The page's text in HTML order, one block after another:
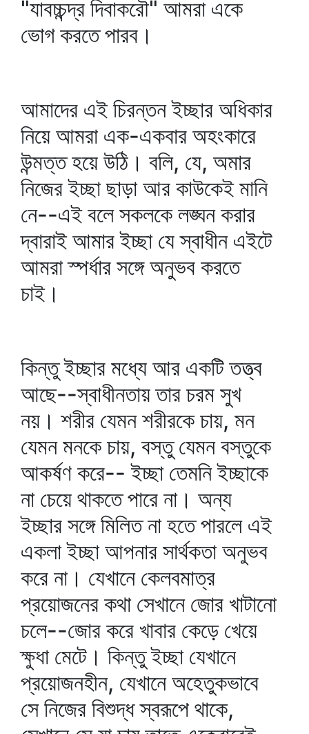
"যাবচ্চন্দ্র দিবাকরৌ" আমরা একে
ভোগ করতে পারব।
আমাদের এই চিরন্তন ইচ্ছার অধিকার
নিয়ে আমরা এক-একবার অহংকারে
উন্মত্ত হয়ে উঠি। বলি, যে, অমার
নিজের ইচ্ছা ছাড়া আর কাউকেই মানি
নে--এই বলে সকলকে লঙ্ঘন করার
দ্বারাই আমার ইচ্ছা যে স্বাধীন এইটে
আমরা স্পর্ধার সঙ্গে অনুভব করতে
চাই।
কিন্তু ইচ্ছার মধ্যে আর একটি তত্ত্ব
আছে--স্বাধীনতায় তার চরম সুখ
নয়। শরীর যেমন শরীরকে চায়, মন
যেমন মনকে চায়, বস্তু যেমন বস্তুকে
আকর্ষণ করে-- ইচ্ছা তেমনি ইচ্ছাকে
না চেয়ে থাকতে পারে না। অন্য
ইচ্ছার সঙ্গে মিলিত না হতে পারলে এই
একলা ইচ্ছা আপনার সার্থকতা অনুভব
করে না। যেখানে কেলবমাত্র
প্রয়োজনের কথা সেখানে জোর খাটানো
চলে--জোর করে খাবার কেড়ে খেয়ে
ক্ষুধা মেটে। কিন্তু ইচ্ছা যেখানে
প্রয়োজনহীন, যেখানে অহেতুকভাবে
সে নিজের বিশুদ্ধ স্বরূপে থাকে,